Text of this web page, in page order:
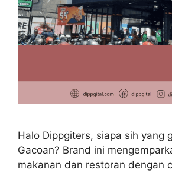
Halo Dippgiters, siapa sih yang
Gacoan? Brand ini
makanan dan restoran dengan